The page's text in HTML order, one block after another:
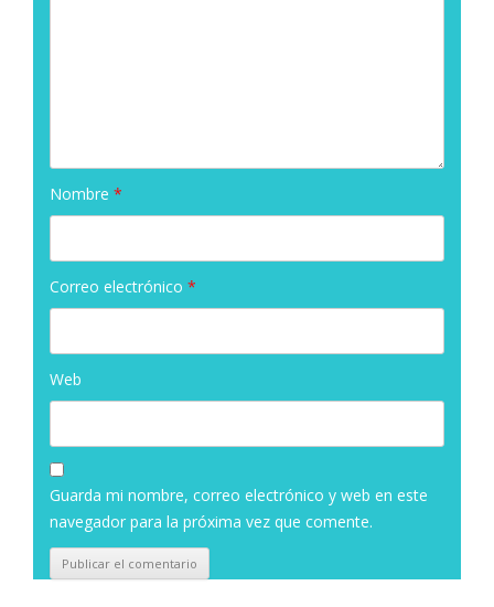
Nombre *
Correo electrónico *
Web
Guarda mi nombre, correo electrónico y web en este
navegador para la próxima vez que comente.